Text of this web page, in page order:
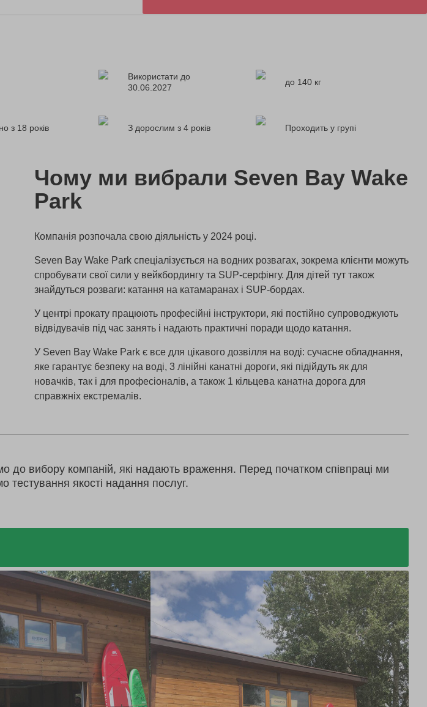
Використати до
30.06.2027
до 140 кг
з 18 років З дорослим з 4 років Проходить у групі
Чому ми вибрали Seven Bay Wake
Park
Компанія розпочала свою діяльність у 2024 році.
Seven Bay Wake Park спеціалізується на водних розвагах, зокрема клієнти можуть
спробувати свої сили у вейкбордингу та SUP-серфінгу. Для дітей тут також
знайдуться розваги: катання на катамаранах і SUP-бордах.
У центрі прокату працюють професійні інструктори, які постійно супроводжують
відвідувачів під час занять і надають практичні поради щодо катання.
У Seven Bay Wake Park є все для цікавого дозвілля на воді: сучасне обладнання,
яке гарантує безпеку на воді, 3 лінійні канатні дороги, які підійдуть як для
новачків, так і для професіоналів, а також 1 кільцева канатна дорога для
справжніх екстремалів.
до вибору компаній, які надають враження. Перед початком співпраці ми
тестування якості надання послуг.